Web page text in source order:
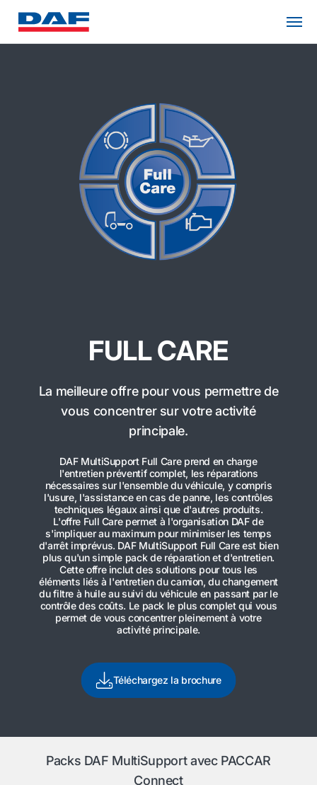
FULL CARE
La meilleure offre pour vous permettre de
vous concentrer sur votre activité
principale.
DAF MultiSupport Full Care prend en charge
l'entretien préventif complet, les réparations
nécessaires sur l'ensemble du véhicule, y compris
l'usure, l'assistance en cas de panne, les contrôles
techniques légaux ainsi que d'autres produits.
L'offre Full Care permet à l'organisation DAF de
s'impliquer au maximum pour minimiser les temps
d'arrêt imprévus. DAF MultiSupport Full Care est bien
plus qu'un simple pack de réparation et d'entretien.
Cette offre inclut des solutions pour tous les
éléments liés à l'entretien du camion, du changement
du filtre à huile au suivi du véhicule en passant par le
contrôle des coûts. Le pack le plus complet qui vous
permet de vous concentrer pleinement à votre
activité principale.
Téléchargez la brochure
Packs DAF MultiSupport avec PACCAR
Connect